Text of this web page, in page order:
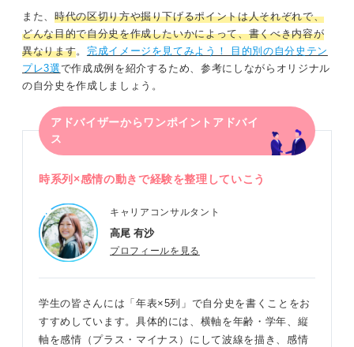
また、 時代の区切り方や掘り下げるポイントは人それぞれで、
どんな目的で自分史を作成したいかによって、書くべき内容が
異なります。 完成イメージを見てみよう！ 目的別の自分史テン
プレ3選で作成成例を紹介するため、参考にしながらオリジナル
の自分史を作成しましょう。
アドバイザーからワンポイントアドバイ
ス
時系列×感情の動きで経験を整理していこう
キャリアコンサルタント
高尾 有沙
プロフィールを見る
学生の皆さんには「年表×5列」で自分史を書くことをお
すすめしています。具体的には、横軸を年齢・学年、縦
軸を感情（プラス・マイナス）にして波線を描き、感情